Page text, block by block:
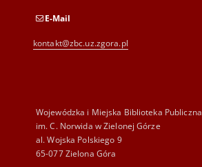
E-Mail
kontakt@zbc.uz.zgora.pl
Wojewódzka i Miejska Biblioteka Publiczna
im. C. Norwida w Zielonej Górze
al. Wojska Polskiego 9
65-077 Zielona Góra